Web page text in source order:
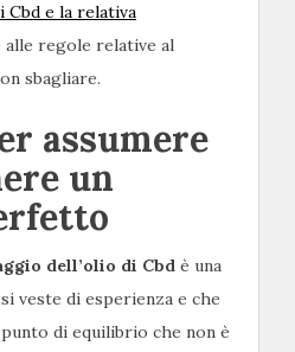
e la relativa
alle regole relative al
sbagliare.
assumere
un
dell’olio di Cbd è una
veste di esperienza e che
di equilibrio che non è